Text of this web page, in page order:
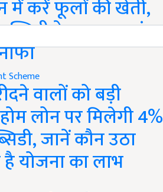
में करें फूलों की खेती,
के साथ कमाएं
Scheme
वालों को बड़ी
लोन पर मिलेगी 4%
जानें कौन उठा
योजना का लाभ